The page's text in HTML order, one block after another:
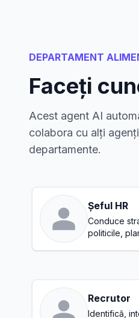
DEPARTAMENT
Faceți
Acest agent AI
colabora cu alți
departamente.
Șeful HR
Conduce
politicile,
Recrutor
Identifică,